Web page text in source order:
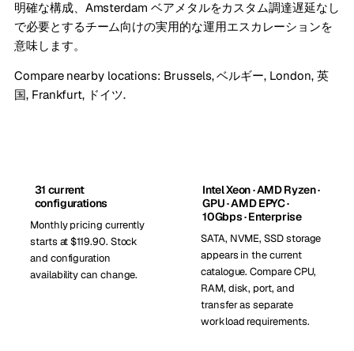
明確な構成、Amsterdam ベアメタルをカスタム調達遅延なし
で必要とするチーム向けの実用的な運用エスカレーションを
意味します。
Compare nearby locations: Brussels, ベルギー, London, 英
国, Frankfurt, ドイツ.
31 current
configurations
Monthly pricing currently
starts at $119.90. Stock
and configuration
availability can change.
Intel Xeon · AMD Ryzen ·
GPU · AMD EPYC ·
10Gbps · Enterprise
SATA, NVME, SSD storage
appears in the current
catalogue. Compare CPU,
RAM, disk, port, and
transfer as separate
workload requirements.